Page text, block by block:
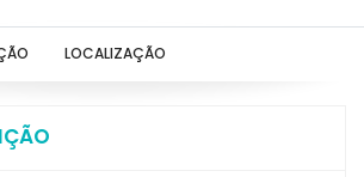
LOCALIZAÇÃO